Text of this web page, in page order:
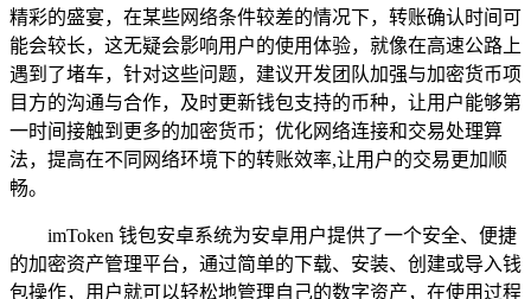
精彩的盛宴，在某些网络条件较差的情况下，转账确认时间可
能会较长，这无疑会影响用户的使用体验，就像在高速公路上
遇到了堵车，针对这些问题，建议开发团队加强与加密货币项
目方的沟通与合作，及时更新钱包支持的币种，让用户能够第
一时间接触到更多的加密货币；优化网络连接和交易处理算
法，提高在不同网络环境下的转账效率,让用户的交易更加顺
畅。
imToken 钱包安卓系统为安卓用户提供了一个安全、便捷
的加密资产管理平台，通过简单的下载、安装、创建或导入钱
包操作，用户就可以轻松地管理自己的数字资产，在使用过程